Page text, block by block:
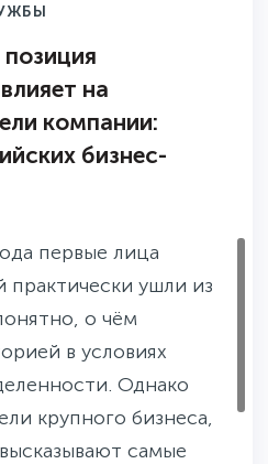
на
компании:
бизнес-
первые лица
практически ушли из
о чём
в условиях
Однако
крупного бизнеса,
самые